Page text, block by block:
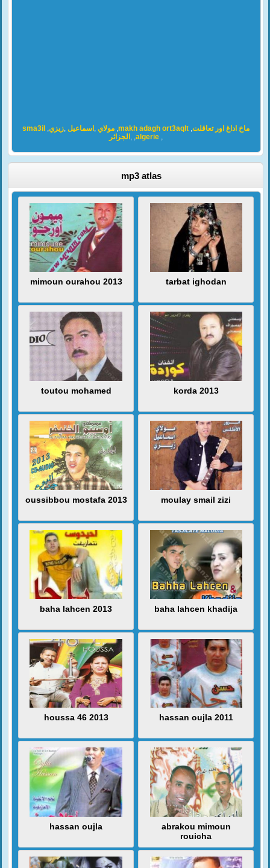
sma3il , مولاي, اسماعيل,زيزي ,makh adagh ort3aqlt ,ماخ اداغ اور تعاقلت
, الجزائر ,algerie ,
mp3 atlas
mimoun ourahou 2013 tarbat ighodan
toutou mohamed korda 2013
oussibbou mostafa 2013 moulay smail zizi
baha lahcen 2013 baha lahcen khadija
houssa 46 2013 hassan oujla 2011
hassan oujla
abrakou mimoun
rouicha